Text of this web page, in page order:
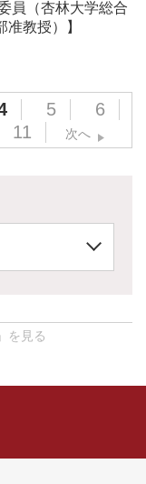
員（杏林大学総合
准教授）】
5
6
11 次へ
を見る